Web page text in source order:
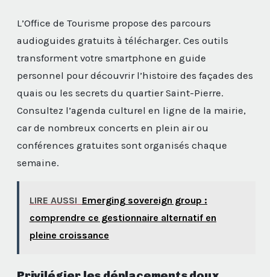
L’Office de Tourisme propose des parcours
audioguides gratuits à télécharger. Ces outils
transforment votre smartphone en guide
personnel pour découvrir l’histoire des façades des
quais ou les secrets du quartier Saint-Pierre.
Consultez l’agenda culturel en ligne de la mairie,
car de nombreux concerts en plein air ou
conférences gratuites sont organisés chaque
semaine.
LIRE AUSSI Emerging sovereign group :
comprendre ce gestionnaire alternatif en
pleine croissance